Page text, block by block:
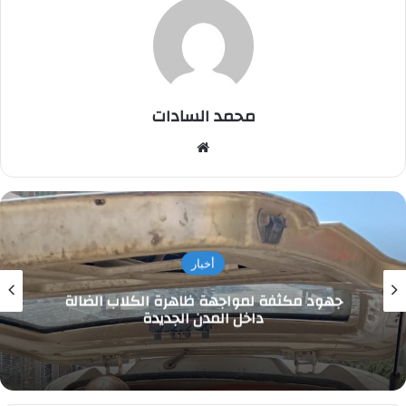
محمد السادات
أخبار
جهود مكثفة لمواجهة ظاهرة الكلاب الضالة
داخل المدن الجديدة